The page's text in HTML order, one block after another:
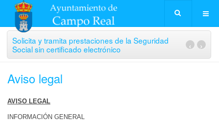
Solicita y tramita prestaciones de la Seguridad
Social sin certificado electrónico
›
‹
Aviso legal
AVISO LEGAL
INFORMACIÓN GENERAL